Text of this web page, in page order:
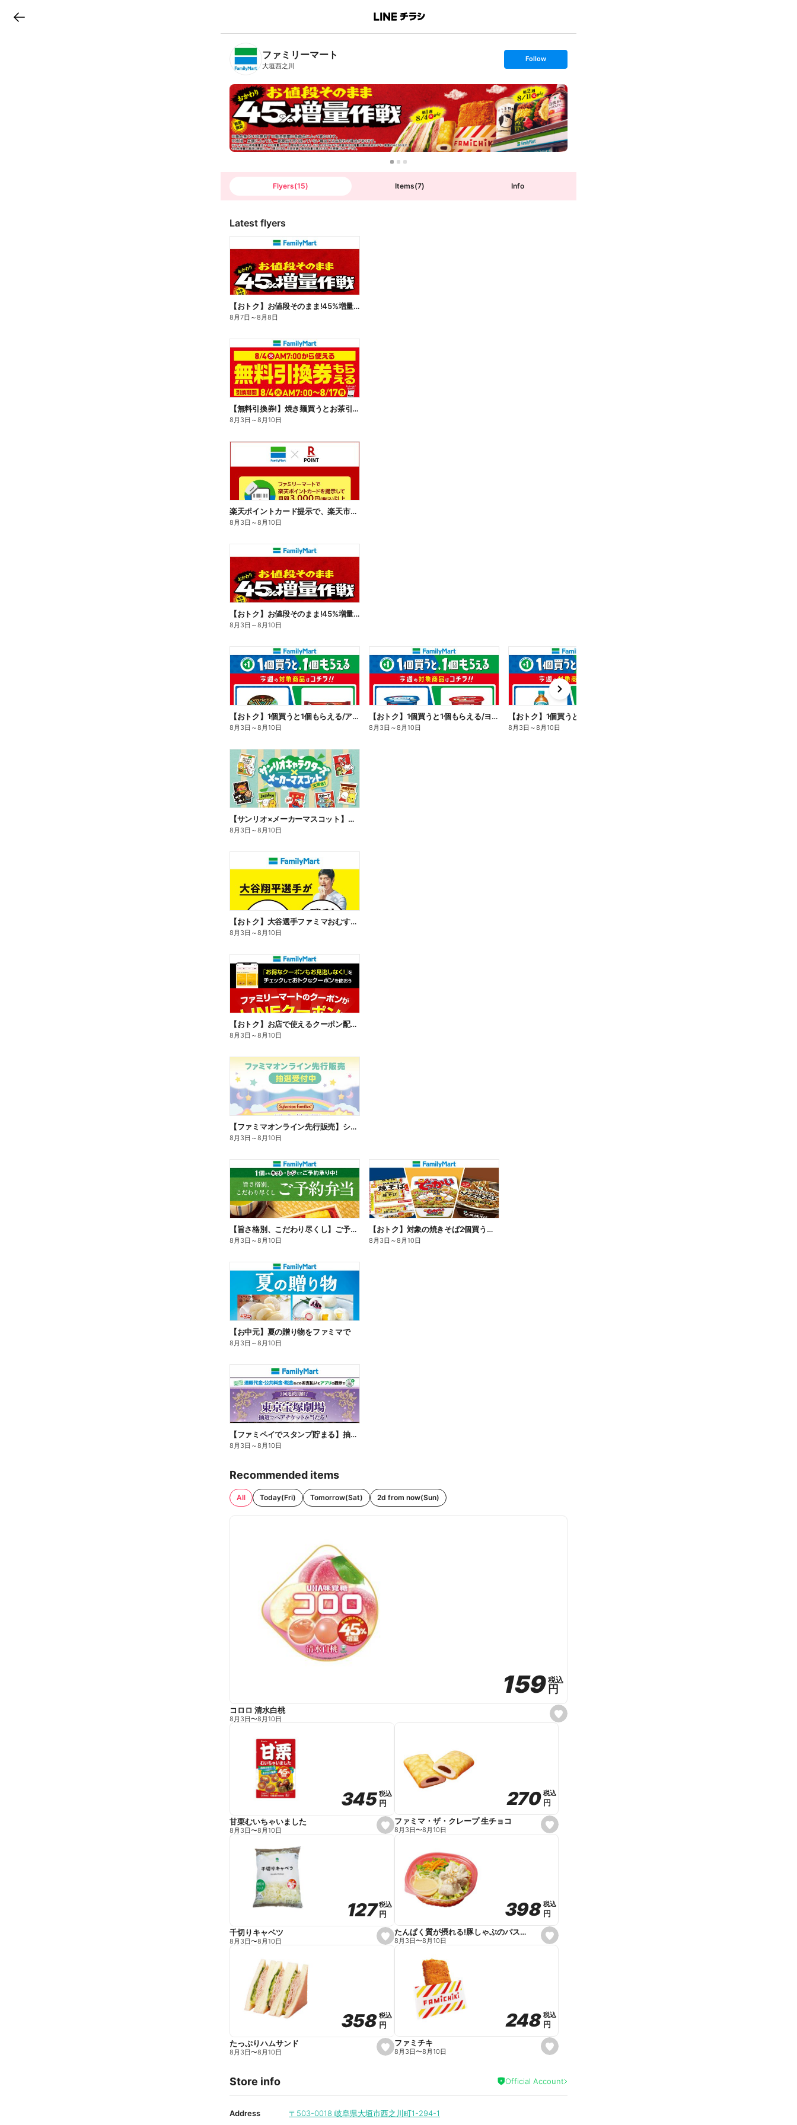
B
n
T
ファミリーマート
大垣西之川
s
t
o
l
l
o
w
Follow
Flyers(15) Items(7) Info
Latest flyers
【おトク】お値段そのまま!45%増量作戦!
8月7日 ～8月8日
【無料引換券!】焼き麺買うとお茶引換券貰える!
8月3日 ～8月10日
楽天ポイントカード提示で、楽天市場でのお買い物がおトクに!
8月3日 ～8月10日
【おトク】お値段そのまま!45%増量作戦!
8月3日 ～8月10日
【おトク】1個買うと1個もらえる/アイス
8月3日 ～8月10日
【おトク】1個買うと1個もらえる/ヨーグルト
8月3日 ～8月10日
【おトク】1個買うと1個もらえる/麦茶
8月3日 ～8月10日
e
x
t
【サンリオ×メーカーマスコット】オリジナルグッズ貰える!
8月3日 ～8月10日
【おトク】大谷選手ファミマおむすび割
8月3日 ～8月10日
【おトク】お店で使えるクーポン配信中
8月3日 ～8月10日
【ファミマオンライン先行販売】シルバニアファミリー
8月3日 ～8月10日
【旨さ格別、こだわり尽くし】ご予約弁当
8月3日 ～8月10日
【おトク】対象の焼きそば2個買うと100円引き!
8月3日 ～8月10日
【お中元】夏の贈り物をファミマで
8月3日 ～8月10日
【ファミペイでスタンプ貯まる】抽選でペアチケットが当たる!
8月3日 ～8月10日
Recommended items
All Today(Fri) Tomorrow(Sat) 2d from now(Sun)
s
e
159
159税込
税込
円
円
コロロ 清水白桃
8月3日〜8月10日
s
e
e
345
345税込
税込
円
円
甘栗むいちゃいました
8月3日〜8月10日
s
e
e
270
270 税込
税込
円
円
ファミマ・ザ・クレープ 生チョコ
8月3日〜8月10日
s
e
e
127
127税込
税込
円
円
千切りキャベツ
8月3日〜8月10日
s
e
e
398
398 税込
税込
円
円
たんぱく質が摂れる!豚しゃぶのパスタサラダ
8月3日〜8月10日
s
e
i
t
358
358税込
税込
円
円
たっぷりハムサンド
8月3日〜8月10日
s
e
a
248
248 税込
税込
円
円
ファミチキ
8月3日〜8月10日
Store info Official Account
Address 〒503-0018 岐阜県大垣市西之川町1-294-1